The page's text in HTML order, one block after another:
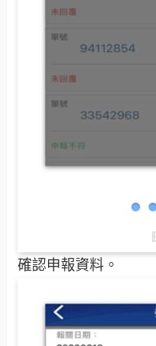
確認申報資料。